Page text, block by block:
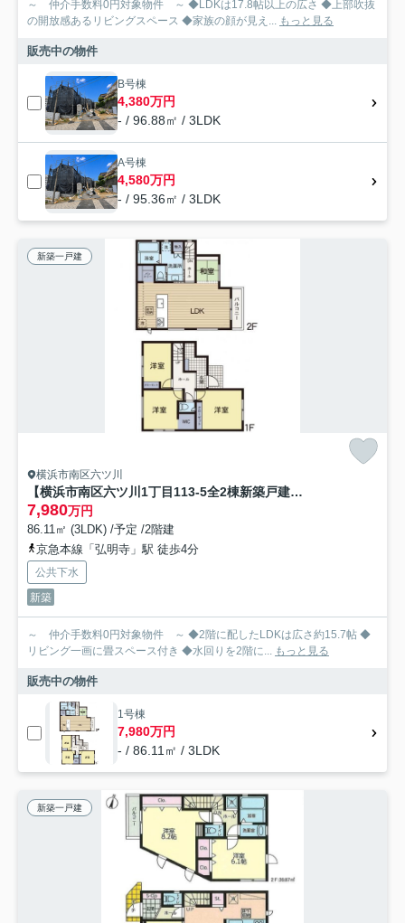
～ 仲介手数料0円対象物件 ～ ◆LDKは17.8帖以上の広さ ◆上部吹抜
の開放感あるリビングスペース ◆家族の顔が見え... もっと見る
販売中の物件
B号棟
4,380万円
- / 96.88㎡ / 3LDK
A号棟
4,580万円
- / 95.36㎡ / 3LDK
新築一戸建
横浜市南区六ツ川
【横浜市南区六ツ川1丁目113-5全2棟新築戸建て】★仲介手数料無料★（井土ヶ谷小学校・南中学校）
7,980万円
86.11㎡ (3LDK) /予定 /2階建
京急本線「弘明寺」駅 徒歩4分
公共下水
新築
～ 仲介手数料0円対象物件 ～ ◆2階に配したLDKは広さ約15.7帖 ◆
リビング一画に畳スペース付き ◆水回りを2階に... もっと見る
販売中の物件
1号棟
7,980万円
- / 86.11㎡ / 3LDK
新築一戸建